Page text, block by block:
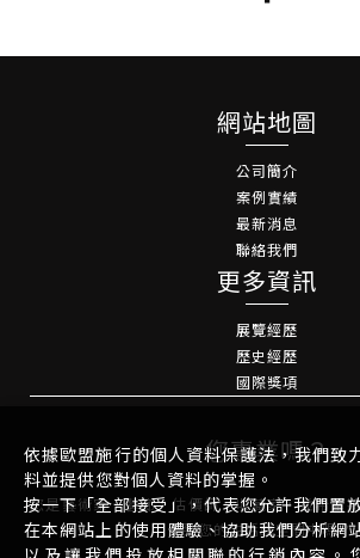
網站地圖
公司簡介
案例實績
最新消息
聯絡我們
更多資訊
展覽經歷
歷史經歷
國際獎項
您專業嗎？
您是藝術家、藝廊、估價師、收藏家，並希望
到您的生活或空間中嗎？
依據歐盟施行的個人資料保護法，我們致
料並提供您對個人資料的掌握。
按一下「全部接受」，代表您允許我們置
在本網站上的使用體驗、協助我們分析網